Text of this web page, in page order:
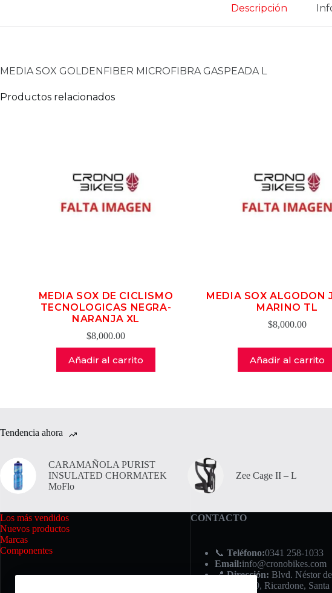
Descripción
MEDIA SOX GOLDENFIBER MICROFIBRA GASPEADA L
Productos relacionados
MEDIA SOX DE CICLISMO
TECNOLOGICAS NEGRA-
NARANJA XL
$8,000.00
Añadir al carrito
MEDIA SOX ALGODON
MARINO TL
$8,000.00
Añadir al carrito
Tendencia ahora
CARAMAÑOLA PURIST
INSULATED CHORMATEK
MoFlo
Zee Cage II – L
Los más vendidos
Nuevos productos
Marcas
Componentes
CONTACTO
📞 Teléfono:0341 258-1033
Email:info@cronobikes.com
📍Dirección: Blvd. Néstor de
Iriondo 749, Ricardone, Santa